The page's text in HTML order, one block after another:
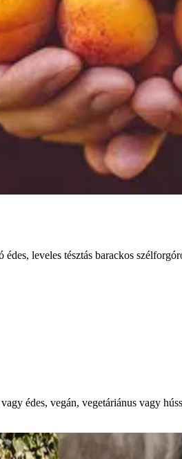
leveles tésztás barackos
édes, vegán, vegetáriánus vagy